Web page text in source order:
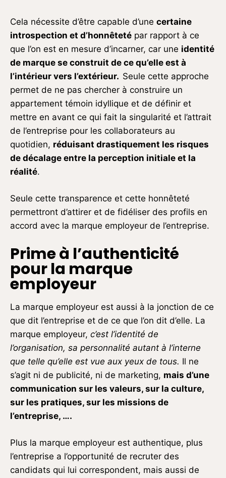
Cela nécessite d’être capable d’une certaine
introspection et d’honnêteté par rapport à ce
que l’on est en mesure d’incarner, car une identité
de marque se construit de ce qu’elle est à
l’intérieur vers l’extérieur. Seule cette approche
permet de ne pas chercher à construire un
appartement témoin idyllique et de définir et
mettre en avant ce qui fait la singularité et l’attrait
de l’entreprise pour les collaborateurs au
quotidien, réduisant drastiquement les risques
de décalage entre la perception initiale et la
réalité.
Seule cette transparence et cette honnêteté
permettront d’attirer et de fidéliser des profils en
accord avec la marque employeur de l’entreprise.
Prime à l’authenticité
pour la marque
employeur
La marque employeur est aussi à la jonction de ce
que dit l’entreprise et de ce que l’on dit d’elle. La
marque employeur, c’est l’identité de
l’organisation, sa personnalité autant à l’interne
que telle qu’elle est vue aux yeux de tous. Il ne
s’agit ni de publicité, ni de marketing, mais d’une
communication sur les valeurs, sur la culture,
sur les pratiques, sur les missions de
l’entreprise, ….
Plus la marque employeur est authentique, plus
l’entreprise a l’opportunité de recruter des
candidats qui lui correspondent, mais aussi de